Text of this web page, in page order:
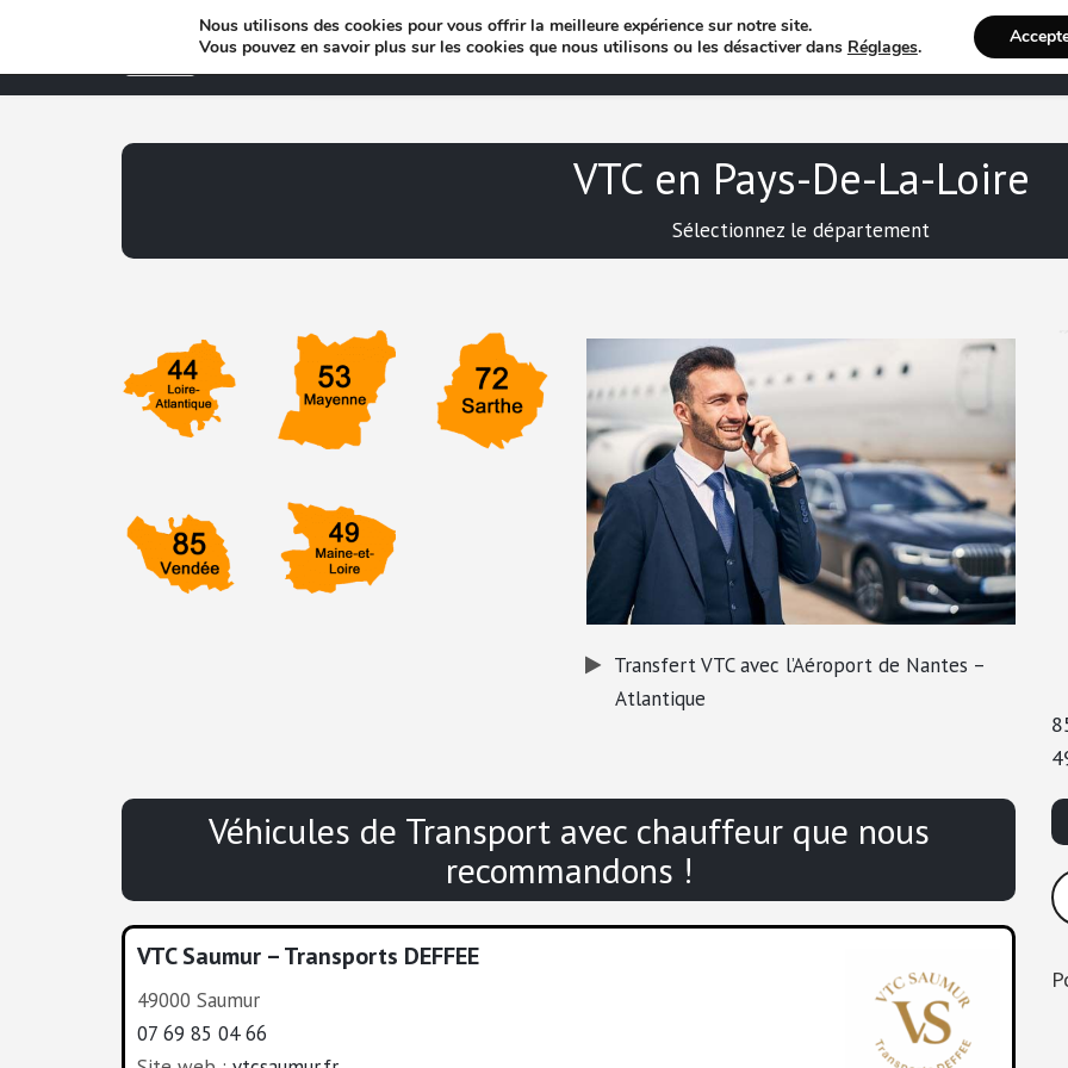
Annuaire VTC
VTC en Pays-De-La-Loire
Sélectionnez le département
Transfert VTC avec l’Aéroport de Nantes –
Atlantique
Véhicules de Transport avec chauffeur que nous
recommandons !
VTC Saumur – Transports DEFFEE
49000 Saumur
07 69 85 04 66
Nous utilisons des cookies pour vous offrir la meilleure expérience sur notre site.
Vous pouvez en savoir plus sur les cookies que nous utilisons ou les désactiver dans Réglages.